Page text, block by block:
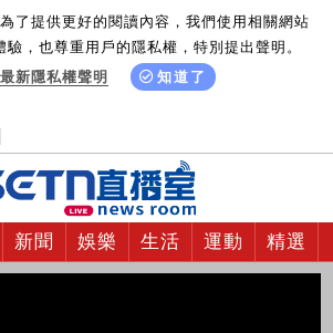
為了提供更好的閱讀內容，我們使用相關網站
，也尊重用戶的隱私權，特別提出聲明。
新隱私權聲明
知道了
新聞 娛樂 生活 運動 精選